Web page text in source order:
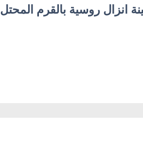
انزال روسية بالقرم المحتل